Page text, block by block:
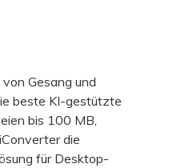
Gesang und
beste KI-gestützte
bis 100 MB,
die
für Desktop-